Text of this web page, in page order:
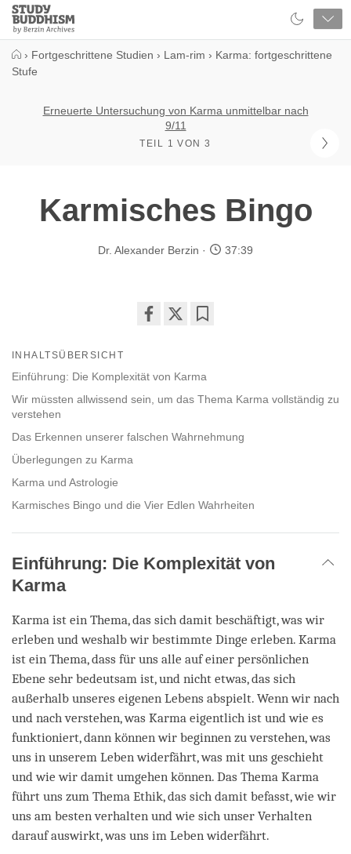
Close
Study
Buddhism
› Fortgeschrittene Studien › Lam-rim › Karma: fortgeschrittene
Stufe
Erneuerte Untersuchung von Karma unmittelbar nach
9/11
TEIL 1 VON 3
Karmisches Bingo
Dr. Alexander Berzin 37:39
facebook
INHALTSÜBERSICHT
Einführung: Die Komplexität von Karma
Wir müssten allwissend sein, um das Thema Karma vollständig zu
verstehen
Das Erkennen unserer falschen Wahrnehmung
Überlegungen zu Karma
Karma und Astrologie
Karmisches Bingo und die Vier Edlen Wahrheiten
Einführung: Die Komplexität von
Karma
Karma ist ein Thema, das sich damit beschäftigt, was wir
erleben und weshalb wir bestimmte Dinge erleben. Karma
ist ein Thema, dass für uns alle auf einer persönlichen
Ebene sehr bedeutsam ist, und nicht etwas, das sich
außerhalb unseres eigenen Lebens abspielt. Wenn wir nach
und nach verstehen, was Karma eigentlich ist und wie es
funktioniert, dann können wir beginnen zu verstehen, was
uns in unserem Leben widerfährt, was mit uns geschieht
und wie wir damit umgehen können. Das Thema Karma
führt uns zum Thema Ethik, das sich damit befasst, wie wir
uns am besten verhalten und wie sich unser Verhalten
darauf auswirkt, was uns im Leben widerfährt.